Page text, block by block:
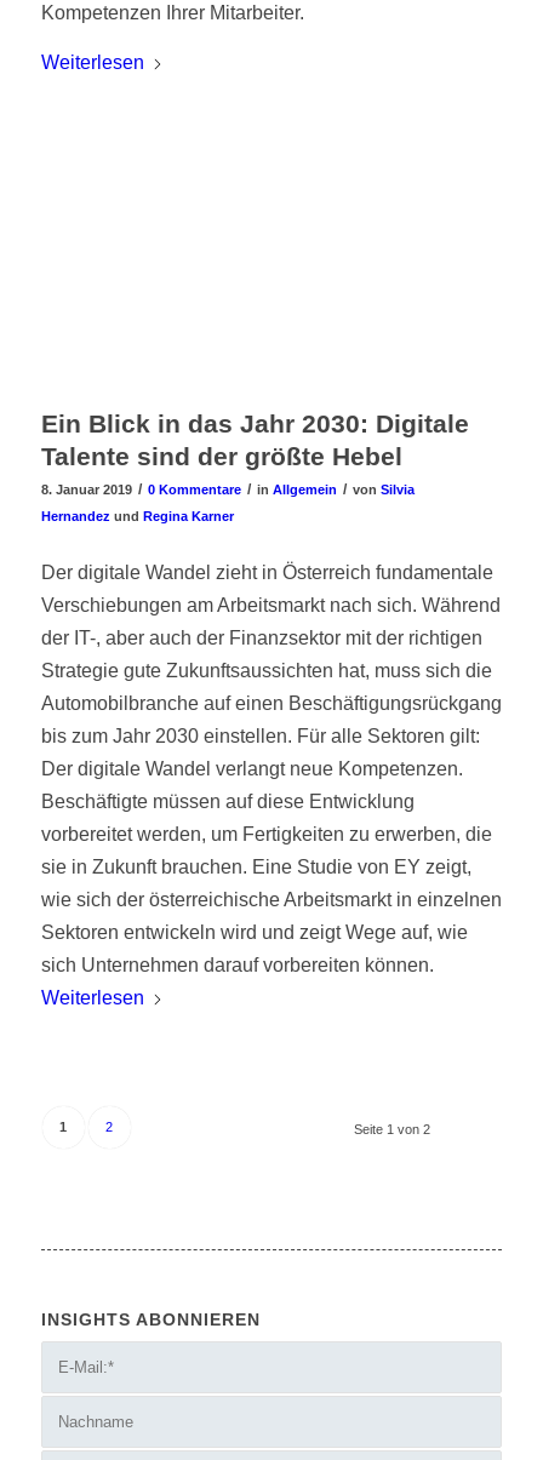
Kompetenzen Ihrer Mitarbeiter.
Weiterlesen
Ein Blick in das Jahr 2030: Digitale
Talente sind der größte Hebel
8. Januar 2019 / 0 Kommentare / in Allgemein / von Silvia
Hernandez und Regina Karner
Der digitale Wandel zieht in Österreich fundamentale
Verschiebungen am Arbeitsmarkt nach sich. Während
der IT-, aber auch der Finanzsektor mit der richtigen
Strategie gute Zukunftsaussichten hat, muss sich die
Automobilbranche auf einen Beschäftigungsrückgang
bis zum Jahr 2030 einstellen. Für alle Sektoren gilt:
Der digitale Wandel verlangt neue Kompetenzen.
Beschäftigte müssen auf diese Entwicklung
vorbereitet werden, um Fertigkeiten zu erwerben, die
sie in Zukunft brauchen. Eine Studie von EY zeigt,
wie sich der österreichische Arbeitsmarkt in einzelnen
Sektoren entwickeln wird und zeigt Wege auf, wie
sich Unternehmen darauf vorbereiten können.
Weiterlesen
Seite 1 von 2
1 2
INSIGHTS ABONNIEREN